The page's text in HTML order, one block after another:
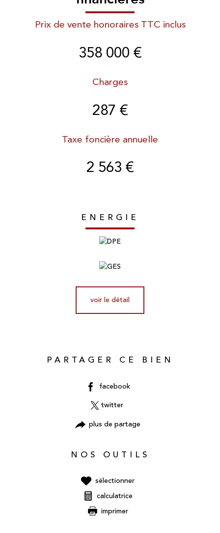
Prix de vente honoraires TTC inclus
358 000 €
Charges
287 €
Taxe foncière annuelle
2 563 €
ENERGIE
voir le détail
PARTAGER CE BIEN
facebook
twitter
plus de partage
NOS OUTILS
sélectionner
calculatrice
imprimer